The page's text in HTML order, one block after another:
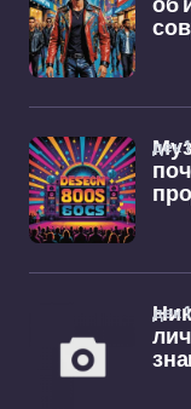
об
дек
дек